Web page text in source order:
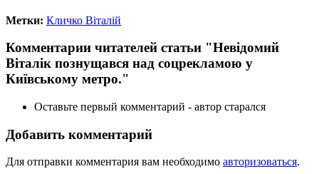
Метки: Кличко Віталій
Комментарии читателей статьи "Невідомий
Віталік познущався над соцрекламою у
Київському метро."
Оставьте первый комментарий - автор старался
Добавить комментарий
Для отправки комментария вам необходимо авторизоваться.